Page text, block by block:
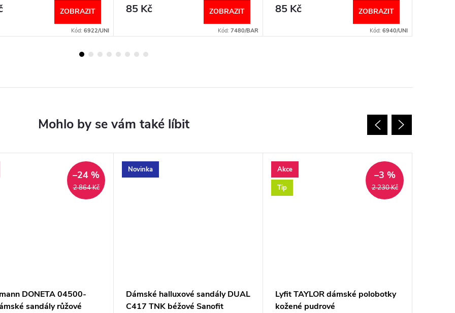
ZOBRAZIT
Kód: 6922/UNI
85 Kč ZOBRAZIT
Kód: 7480/BAR
85 Kč ZOBRAZIT
Kód: 6940/UNI
2 864 Kč
–24 %
DONETA 04500-
sandály růžové
Novinka
Dámské halluxové sandály DUAL
C417 TNK béžové Sanofit
Akce
Tip
2 230 Kč
–3 %
Lyfit TAYLOR dámské polobotky
kožené pudrové